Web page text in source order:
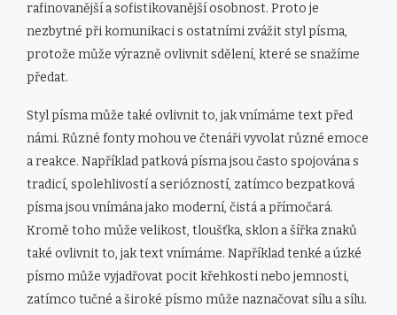
rafinovanější a sofistikovanější osobnost. Proto je
nezbytné při komunikaci s ostatními zvážit styl písma,
protože může výrazně ovlivnit sdělení, které se snažíme
předat.
Styl písma může také ovlivnit to, jak vnímáme text před
námi. Různé fonty mohou ve čtenáři vyvolat různé emoce
a reakce. Například patková písma jsou často spojována s
tradicí, spolehlivostí a seriózností, zatímco bezpatková
písma jsou vnímána jako moderní, čistá a přímočará.
Kromě toho může velikost, tloušťka, sklon a šířka znaků
také ovlivnit to, jak text vnímáme. Například tenké a úzké
písmo může vyjadřovat pocit křehkosti nebo jemnosti,
zatímco tučné a široké písmo může naznačovat sílu a sílu.